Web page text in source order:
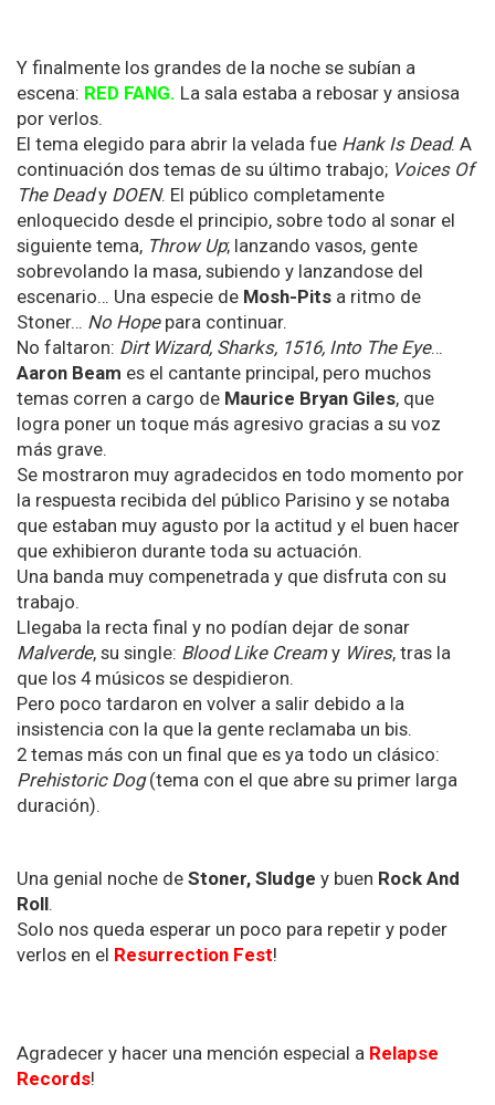
Y finalmente los grandes de la noche se subían a
escena: RED FANG. La sala estaba a rebosar y ansiosa
por verlos.
El tema elegido para abrir la velada fue Hank Is Dead. A
continuación dos temas de su último trabajo; Voices Of
The Deady DOEN. El público completamente
enloquecido desde el principio, sobre todo al sonar el
siguiente tema, Throw Up; lanzando vasos, gente
sobrevolando la masa, subiendo y lanzandose del
escenario… Una especie de Mosh-Pits a ritmo de
Stoner… No Hopepara continuar.
No faltaron: Dirt Wizard, Sharks, 1516, Into The Eye…
Aaron Beam es el cantante principal, pero muchos
temas corren a cargo de Maurice Bryan Giles, que
logra poner un toque más agresivo gracias a su voz
más grave.
Se mostraron muy agradecidos en todo momento por
la respuesta recibida del público Parisino y se notaba
que estaban muy agusto por la actitud y el buen hacer
que exhibieron durante toda su actuación.
Una banda muy compenetrada y que disfruta con su
trabajo.
Llegaba la recta final y no podían dejar de sonar
Malverde, su single: Blood Like Creamy Wires, tras la
que los 4 músicos se despidieron.
Pero poco tardaron en volver a salir debido a la
insistencia con la que la gente reclamaba un bis.
2 temas más con un final que es ya todo un clásico:
Prehistoric Dog(tema con el que abre su primer larga
duración).
Una genial noche de Stoner, Sludge y buen Rock And
Roll.
Solo nos queda esperar un poco para repetir y poder
verlos en el Resurrection Fest!
Agradecer y hacer una mención especial a Relapse
Records!